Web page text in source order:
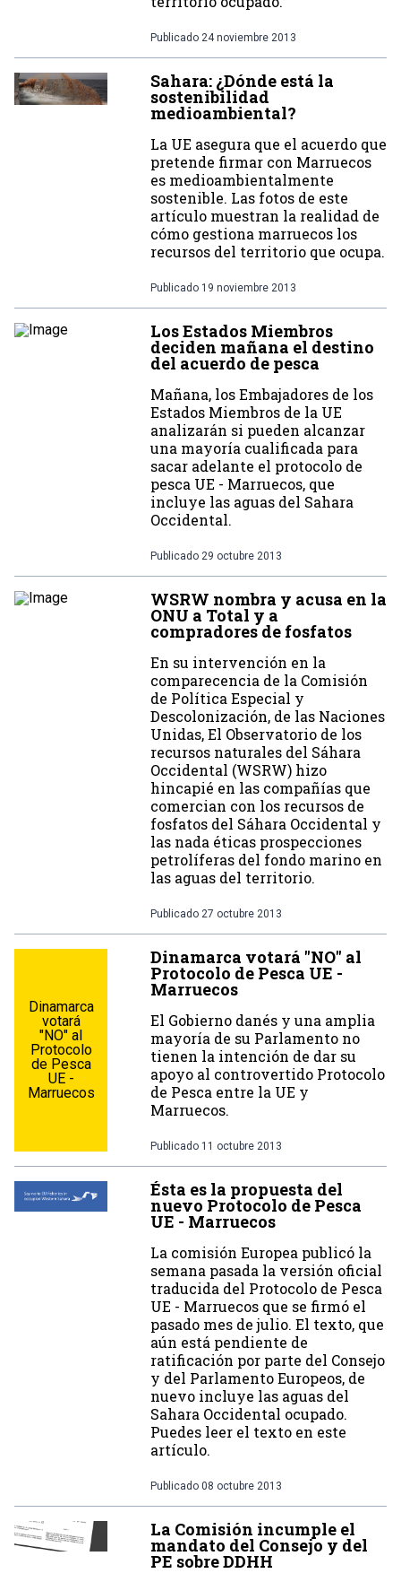
Publicado 24 noviembre 2013
Sahara: ¿Dónde está la
sostenibilidad
medioambiental?
La UE asegura que el acuerdo que
pretende firmar con Marruecos
es medioambientalmente
sostenible. Las fotos de este
artículo muestran la realidad de
cómo gestiona marruecos los
recursos del territorio que ocupa.
Publicado 19 noviembre 2013
Los Estados Miembros
deciden mañana el destino
del acuerdo de pesca
Mañana, los Embajadores de los
Estados Miembros de la UE
analizarán si pueden alcanzar
una mayoría cualificada para
sacar adelante el protocolo de
pesca UE - Marruecos, que
incluye las aguas del Sahara
Occidental.
Publicado 29 octubre 2013
WSRW nombra y acusa en la
ONU a Total y a
compradores de fosfatos
En su intervención en la
comparecencia de la Comisión
de Política Especial y
Descolonización, de las Naciones
Unidas, El Observatorio de los
recursos naturales del Sáhara
Occidental (WSRW) hizo
hincapié en las compañías que
comercian con los recursos de
fosfatos del Sáhara Occidental y
las nada éticas prospecciones
petrolíferas del fondo marino en
las aguas del territorio.
Publicado 27 octubre 2013
Dinamarca
votará
"NO" al
Protocolo
de Pesca
UE -
Marruecos
Dinamarca votará "NO" al
Protocolo de Pesca UE -
Marruecos
El Gobierno danés y una amplia
mayoría de su Parlamento no
tienen la intención de dar su
apoyo al controvertido Protocolo
de Pesca entre la UE y
Marruecos.
Publicado 11 octubre 2013
Ésta es la propuesta del
nuevo Protocolo de Pesca
UE - Marruecos
La comisión Europea publicó la
semana pasada la versión oficial
traducida del Protocolo de Pesca
UE - Marruecos que se firmó el
pasado mes de julio. El texto, que
aún está pendiente de
ratificación por parte del Consejo
y del Parlamento Europeos, de
nuevo incluye las aguas del
Sahara Occidental ocupado.
Puedes leer el texto en este
artículo.
Publicado 08 octubre 2013
La Comisión incumple el
mandato del Consejo y del
PE sobre DDHH